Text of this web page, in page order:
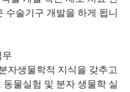
수술기구 개발을 하게 됩니
무
자생물학적 지식을 갖추고
동물실험 및 분자 생물학 실